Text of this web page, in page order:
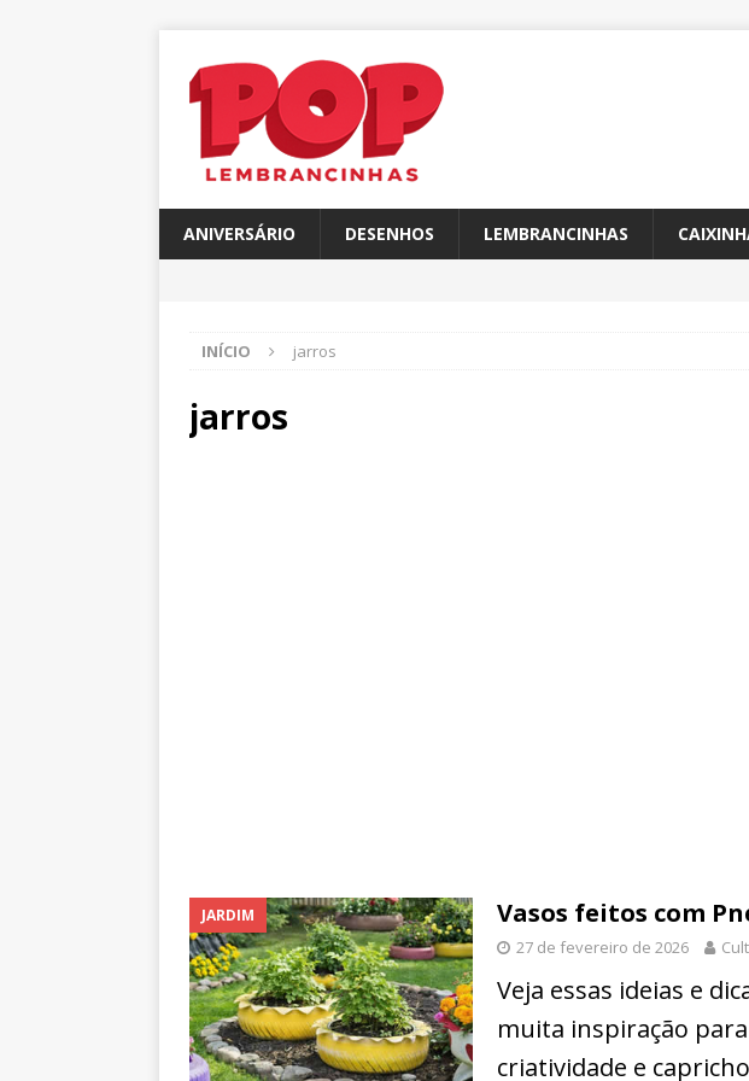
ANIVERSÁRIO DESENHOS LEMBRANCINHAS
INÍCIO jarros
jarros
JARDIM Vasos feitos com
27 de fevereiro de 2026
Veja essas ideias e
muita inspiração
criatividade e